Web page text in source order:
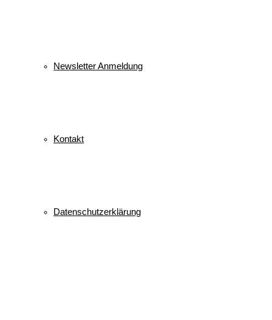
Newsletter Anmeldung
Kontakt
Datenschutzerklärung